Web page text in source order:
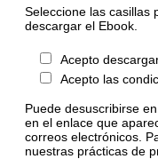
Seleccione las casillas
descargar el Ebook.
Acepto
Acepto las
Puede desuscribirse
en el enlace que
correos electrónicos.
nuestras prácticas de